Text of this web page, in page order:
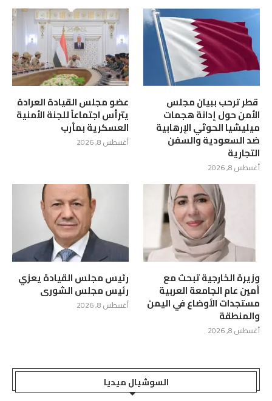
‏ قطر ترحب ببيان مجلس
الأمن حول إدانة هجمات
ميليشيا الحوثي الإرهابية
ضد السعودية والسفن
التجارية
أغسطس 8, 2026
عضو مجلس القيادة العرادة
يترأس اجتماعاً للجنة الأمنية
العسكرية بمأرب
أغسطس 8, 2026
وزيرة الخارجية تبحث مع
أمين عام الجامعة العربية
مستجدات الأوضاع في اليمن
والمنطقة
أغسطس 8, 2026
رئيس مجلس القيادة يعزي
رئيس مجلس الشورى
أغسطس 8, 2026
السوشيال ميديا